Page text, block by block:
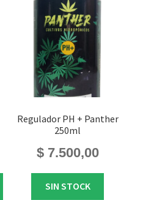
Regulador PH + Panther
250ml
$7.500,00
SIN STOCK